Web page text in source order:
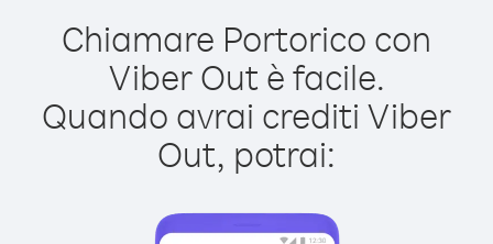
Chiamare Portorico con
Viber Out è facile.
Quando avrai crediti Viber
Out, potrai: